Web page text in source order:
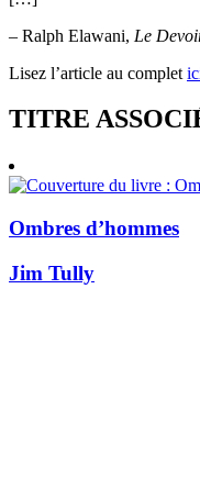
– Ralph Elawani, Le
Lisez l’article au complet
TITRE
Ombres d’hommes
Jim Tully